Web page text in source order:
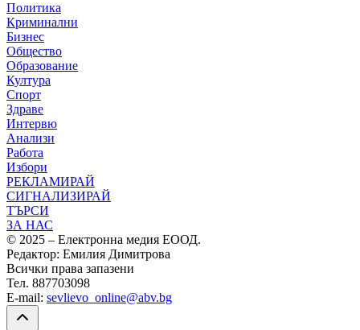
Политика
Криминални
Бизнес
Общество
Образование
Култура
Спорт
Здраве
Интервю
Анализи
Работа
Избори
РЕКЛАМИРАЙ
СИГНАЛИЗИРАЙ
ТЪРСИ
ЗА НАС
© 2025 – Електронна медия ЕООД.
Редактор: Емилия Димитрова
Всички права запазени
Тел. 887703098
E-mail: sevlievo_online@abv.bg